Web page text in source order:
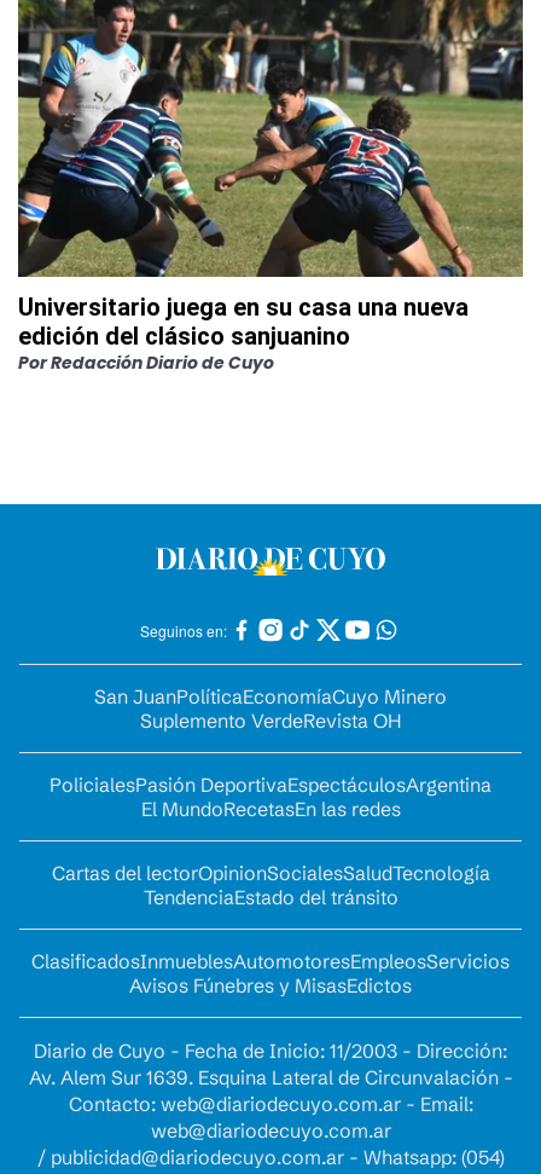
Universitario juega en su casa una nueva
edición del clásico sanjuanino
PorRedacción Diario de Cuyo
Seguinos en:
San JuanPolíticaEconomíaCuyo Minero
Suplemento VerdeRevista OH
PolicialesPasión DeportivaEspectáculosArgentina
El MundoRecetasEn las redes
Cartas del lectorOpinionSocialesSaludTecnología
TendenciaEstado del tránsito
ClasificadosInmueblesAutomotoresEmpleosServicios
Avisos Fúnebres y MisasEdictos
Diario de Cuyo - Fecha de Inicio: 11/2003 - Dirección:
Av. Alem Sur 1639. Esquina Lateral de Circunvalación -
Contacto: web@diariodecuyo.com.ar- Email:
web@diariodecuyo.com.ar
/ publicidad@diariodecuyo.com.ar- Whatsapp: (054)